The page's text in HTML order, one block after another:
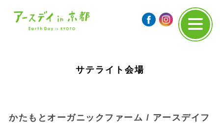
サテライト会場
かたもとオーガニックファーム / アースデイフ